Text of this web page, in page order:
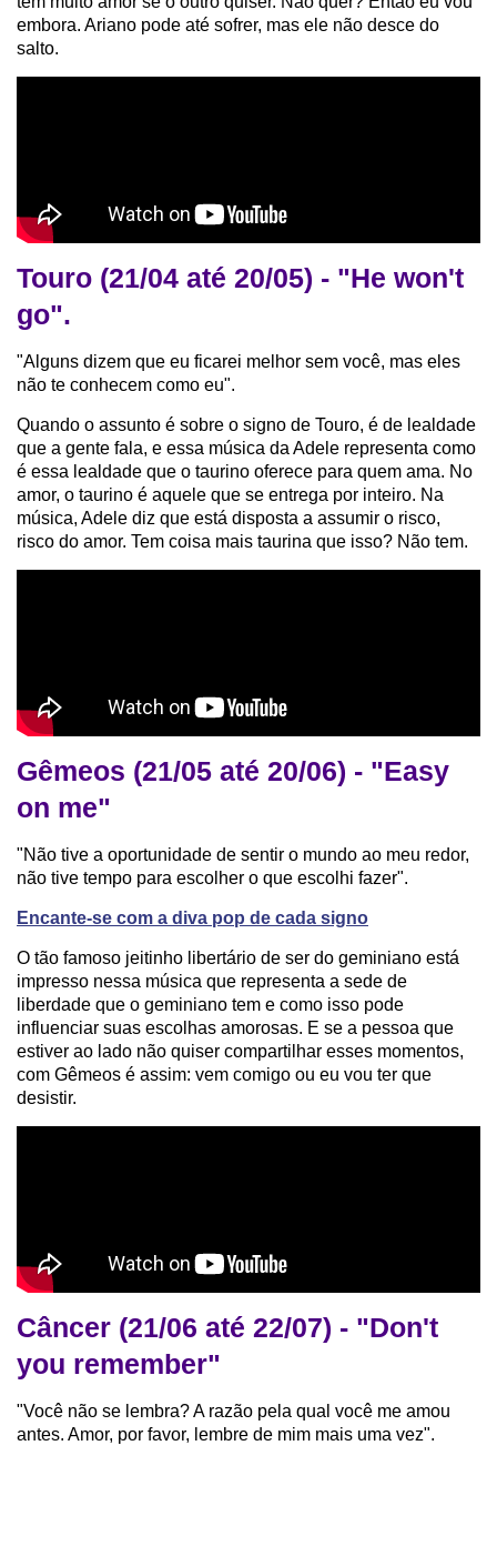
embora. Ariano pode até sofrer, mas ele não desce do
salto.
Touro (21/04 até 20/05) - "He won't
go".
"Alguns dizem que eu ficarei melhor sem você, mas eles
não te conhecem como eu".
Quando o assunto é sobre o signo de Touro, é de lealdade
que a gente fala, e essa música da Adele representa como
é essa lealdade que o taurino oferece para quem ama. No
amor, o taurino é aquele que se entrega por inteiro. Na
música, Adele diz que está disposta a assumir o risco,
risco do amor. Tem coisa mais taurina que isso? Não tem.
Gêmeos (21/05 até 20/06) - "Easy
on me"
"Não tive a oportunidade de sentir o mundo ao meu redor,
não tive tempo para escolher o que escolhi fazer".
Encante-se com a diva pop de cada signo
O tão famoso jeitinho libertário de ser do geminiano está
impresso nessa música que representa a sede de
liberdade que o geminiano tem e como isso pode
influenciar suas escolhas amorosas. E se a pessoa que
estiver ao lado não quiser compartilhar esses momentos,
com Gêmeos é assim: vem comigo ou eu vou ter que
desistir.
Câncer (21/06 até 22/07) - "Don't
you remember"
"Você não se lembra? A razão pela qual você me amou
antes. Amor, por favor, lembre de mim mais uma vez".